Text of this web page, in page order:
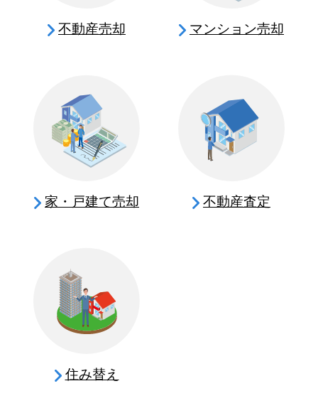
不動産売却 マンション売却
家・戸建て売却 不動産査定
住み替え